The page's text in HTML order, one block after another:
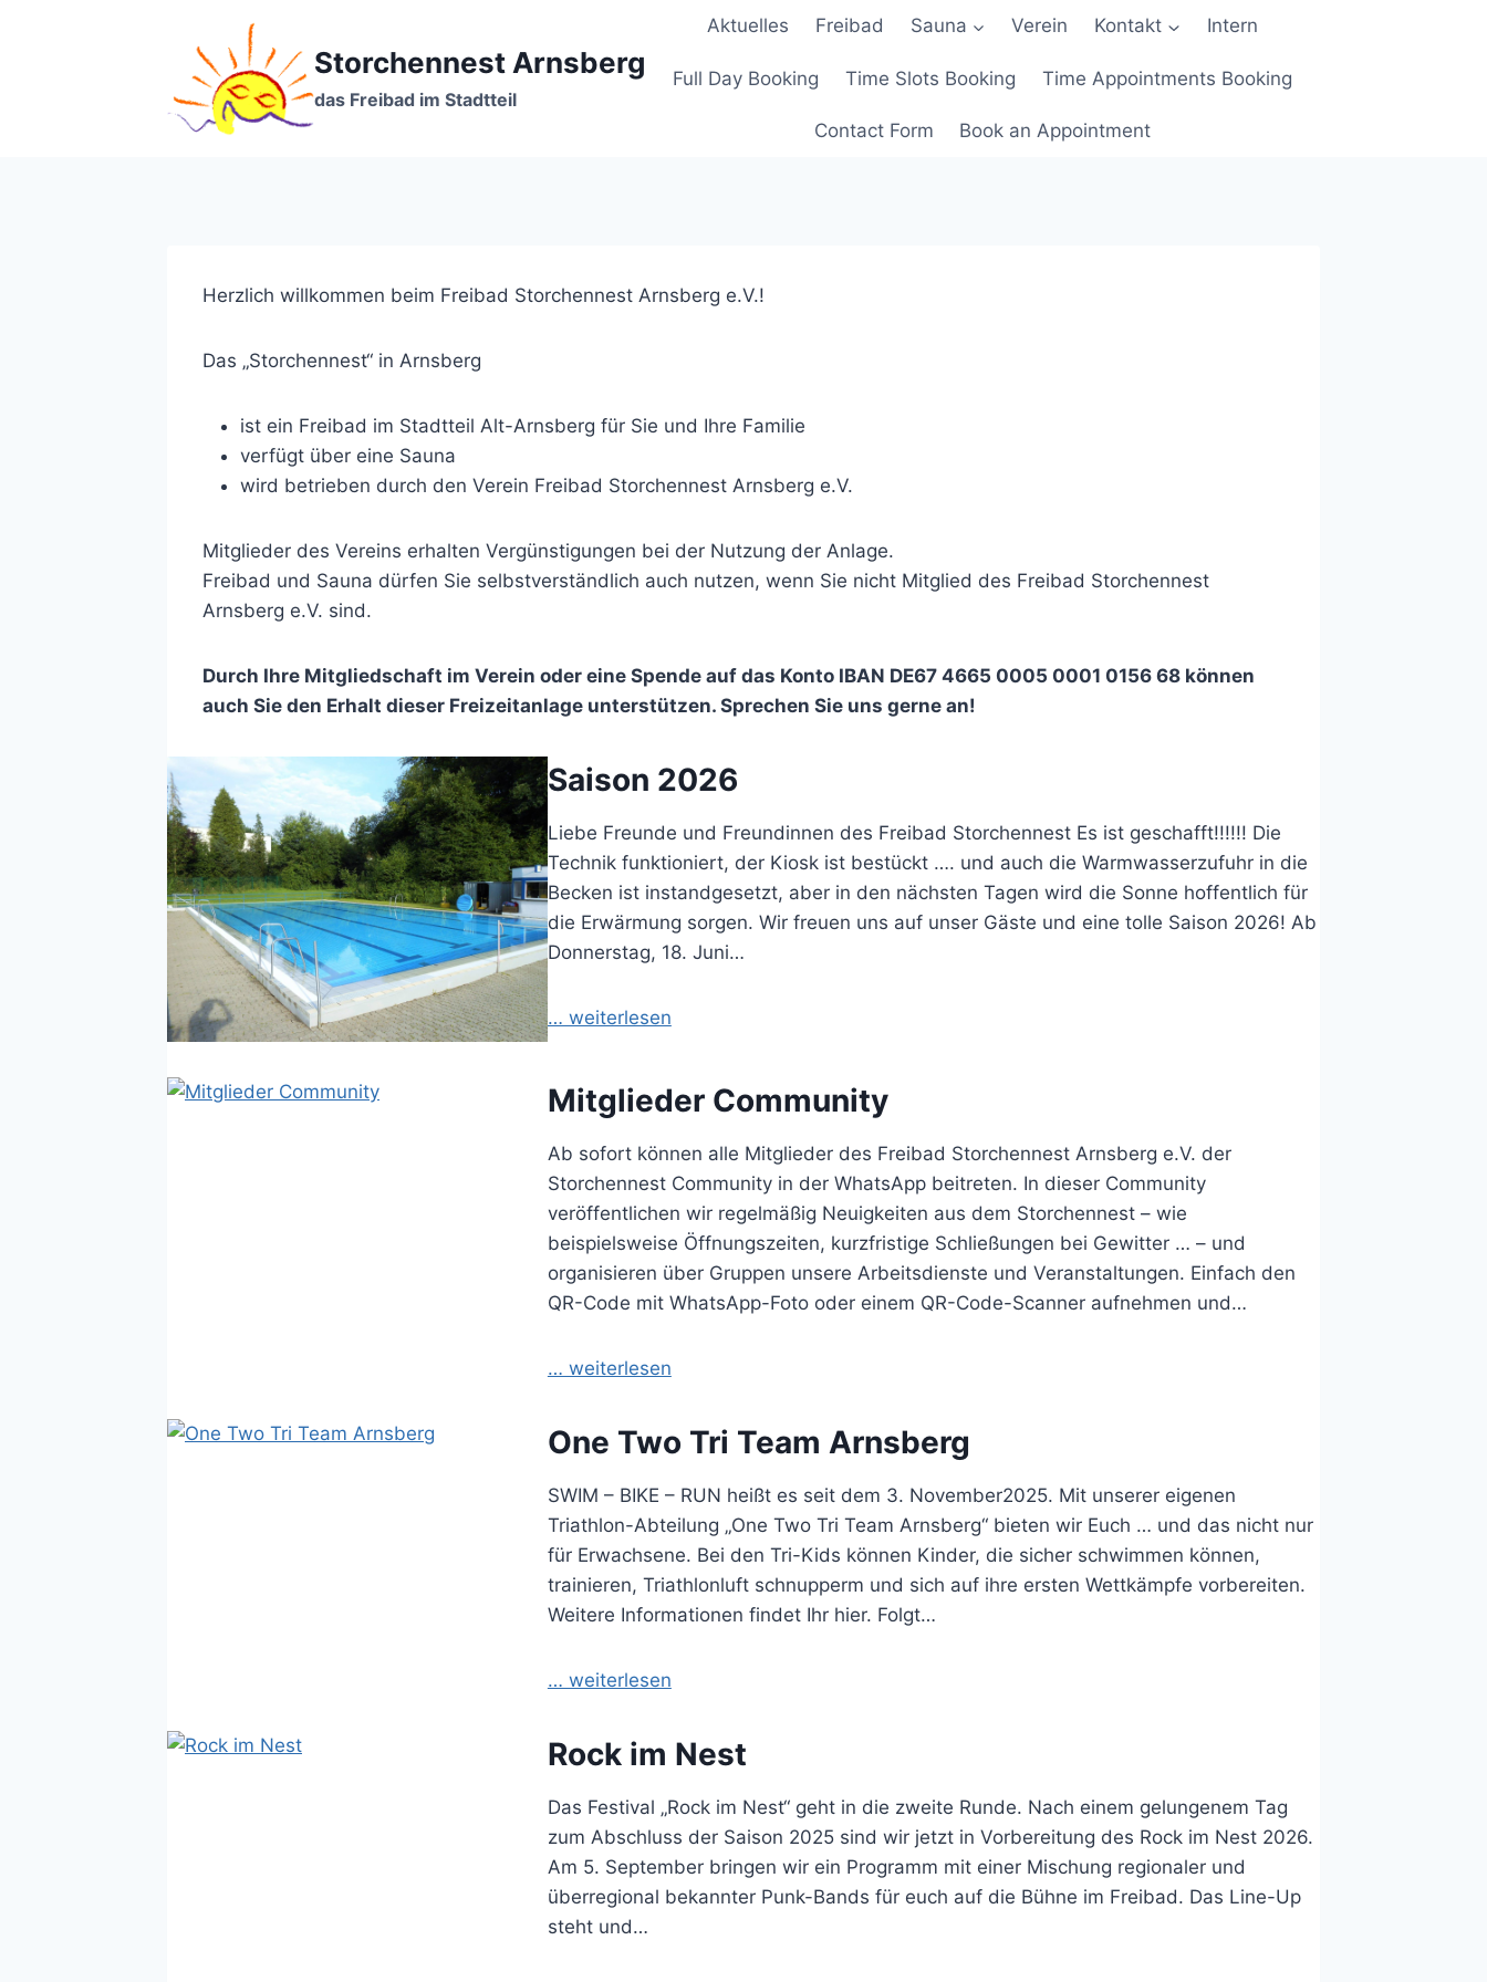
Storchennest Arnsberg
das Freibad im Stadtteil
Aktuelles Freibad Sauna Verein Kontakt Intern
Full Day Booking Time Slots Booking Time Appointments Booking
Contact Form Book an Appointment
Herzlich willkommen beim Freibad Storchennest Arnsberg e.V.!
Das „Storchennest“ in Arnsberg
ist ein Freibad im Stadtteil Alt-Arnsberg für Sie und Ihre Familie
verfügt über eine Sauna
wird betrieben durch den Verein Freibad Storchennest Arnsberg e.V.
Mitglieder des Vereins erhalten Vergünstigungen bei der Nutzung der Anlage.
Freibad und Sauna dürfen Sie selbstverständlich auch nutzen, wenn Sie nicht Mitglied des Freibad Storchennest
Arnsberg e.V. sind.
Durch Ihre Mitgliedschaft im Verein oder eine Spende auf das Konto IBAN DE67 4665 0005 0001 0156 68 können
auch Sie den Erhalt dieser Freizeitanlage unterstützen. Sprechen Sie uns gerne an!
Saison 2026
Liebe Freunde und Freundinnen des Freibad Storchennest Es ist geschafft!!!!!! Die
Technik funktioniert, der Kiosk ist bestückt …. und auch die Warmwasserzufuhr in die
Becken ist instandgesetzt, aber in den nächsten Tagen wird die Sonne hoffentlich für
die Erwärmung sorgen. Wir freuen uns auf unser Gäste und eine tolle Saison 2026! Ab
Donnerstag, 18. Juni…
… weiterlesen
Mitglieder Community
Ab sofort können alle Mitglieder des Freibad Storchennest Arnsberg e.V. der
Storchennest Community in der WhatsApp beitreten. In dieser Community
veröffentlichen wir regelmäßig Neuigkeiten aus dem Storchennest – wie
beispielsweise Öffnungszeiten, kurzfristige Schließungen bei Gewitter … – und
organisieren über Gruppen unsere Arbeitsdienste und Veranstaltungen. Einfach den
QR-Code mit WhatsApp-Foto oder einem QR-Code-Scanner aufnehmen und…
… weiterlesen
One Two Tri Team Arnsberg
SWIM – BIKE – RUN heißt es seit dem 3. November2025. Mit unserer eigenen
Triathlon-Abteilung „One Two Tri Team Arnsberg“ bieten wir Euch … und das nicht nur
für Erwachsene. Bei den Tri-Kids können Kinder, die sicher schwimmen können,
trainieren, Triathlonluft schnupperm und sich auf ihre ersten Wettkämpfe vorbereiten.
Weitere Informationen findet Ihr hier. Folgt…
… weiterlesen
Rock im Nest
Das Festival „Rock im Nest“ geht in die zweite Runde. Nach einem gelungenem Tag
zum Abschluss der Saison 2025 sind wir jetzt in Vorbereitung des Rock im Nest 2026.
Am 5. September bringen wir ein Programm mit einer Mischung regionaler und
überregional bekannter Punk-Bands für euch auf die Bühne im Freibad. Das Line-Up
steht und…